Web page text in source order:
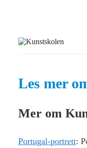
Les mer
Mer om
Portugal-portrett: